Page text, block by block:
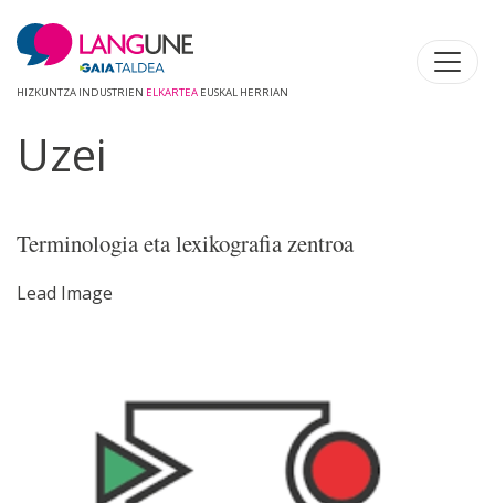
HIZKUNTZA INDUSTRIEN ELKARTEA EUSKAL HERRIAN
Uzei
Terminologia eta lexikografia zentroa
Lead Image